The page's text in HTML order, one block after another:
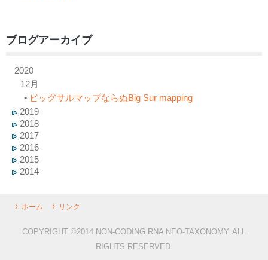
ブログアーカイブ
2020
12月
• ビッグサルマップならぬBig Sur mapping
2019
2018
2017
2016
2015
2014
ホーム リンク
COPYRIGHT ©2014 NON-CODING RNA NEO-TAXONOMY. ALL
RIGHTS RESERVED.